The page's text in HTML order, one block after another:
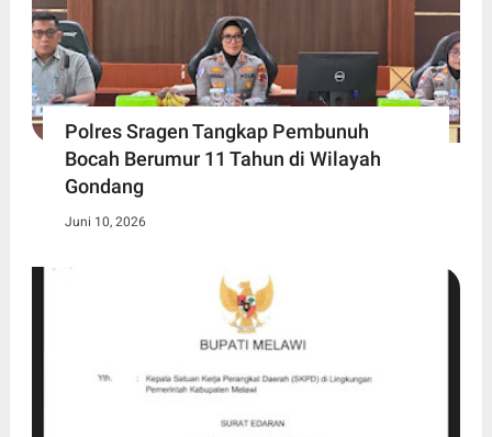
Polres Sragen Tangkap Pembunuh
Bocah Berumur 11 Tahun di Wilayah
Gondang
Juni 10, 2026